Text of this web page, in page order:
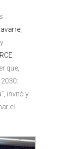
y
RCE
que,
invitó y
el